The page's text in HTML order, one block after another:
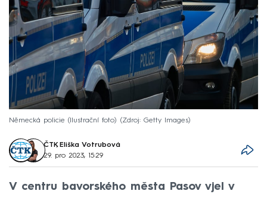
Německá policie (Ilustrační foto) Zdroj: Getty Images
ČTK, Eliška Votrubová
29. pro 2023, 15:29
V centru bavorského města Pasov vjel v